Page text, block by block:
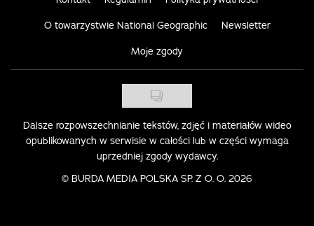
O towarzystwie National Geographic Newsletter
Moje zgody
Dalsze rozpowszechnianie tekstów, zdjęć i materiałów wideo
opublikowanych w serwisie w całości lub w części wymaga
uprzedniej zgody wydawcy.
© BURDA MEDIA POLSKA SP. Z O. O. 2026